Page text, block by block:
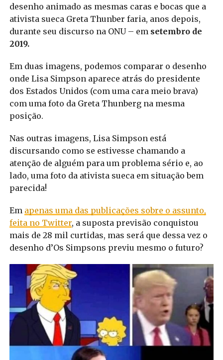
desenho animado as mesmas caras e bocas que a
ativista sueca Greta Thunber faria, anos depois,
durante seu discurso na ONU – em setembro de
2019.
Em duas imagens, podemos comparar o desenho
onde Lisa Simpson aparece atrás do presidente
dos Estados Unidos (com uma cara meio brava)
com uma foto da Greta Thunberg na mesma
posição.
Nas outras imagens, Lisa Simpson está
discursando como se estivesse chamando a
atenção de alguém para um problema sério e, ao
lado, uma foto da ativista sueca em situação bem
parecida!
Em apenas uma das publicações sobre o assunto,
feita no Twitter, a suposta previsão conquistou
mais de 28 mil curtidas, mas será que dessa vez o
desenho d’Os Simpsons previu mesmo o futuro?